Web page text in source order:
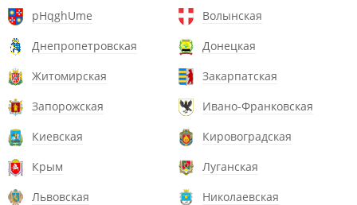
pHqghUme
Волынская
Днепропетровская
Донецкая
Житомирская
Закарпатская
Запорожская
Ивано-Франковская
Киевская
Кировоградская
Крым
Луганская
Львовская
Николаевская